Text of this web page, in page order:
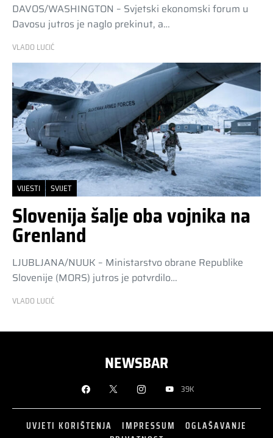
DAVOS/WASHINGTON – Svjetski ekonomski forum u
Davosu jutros je naglo prekinut, a…
VLADO LUCIĆ
VIJESTI SVIJET
Slovenija šalje oba vojnika na
Grenland
LJUBLJANA/NUUK – Ministarstvo obrane Republike
Slovenije (MORS) jutros je potvrdilo…
VLADO LUCIĆ
NEWSBAR
39K
UVJETI KORIŠTENJA IMPRESSUM
OGLAŠAVANJE